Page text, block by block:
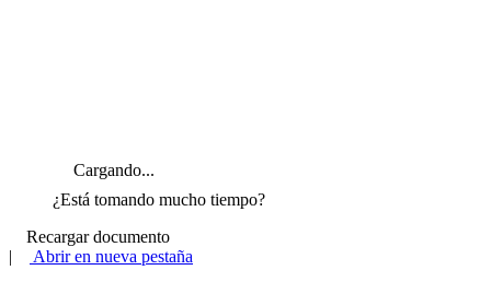
Cargando...
¿Está tomando mucho tiempo?
Recargar documento
|
Abrir en nueva pestaña